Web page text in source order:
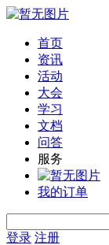
首页
资讯
活动
大会
学习
文档
问答
服务
我的订单
登录 注册